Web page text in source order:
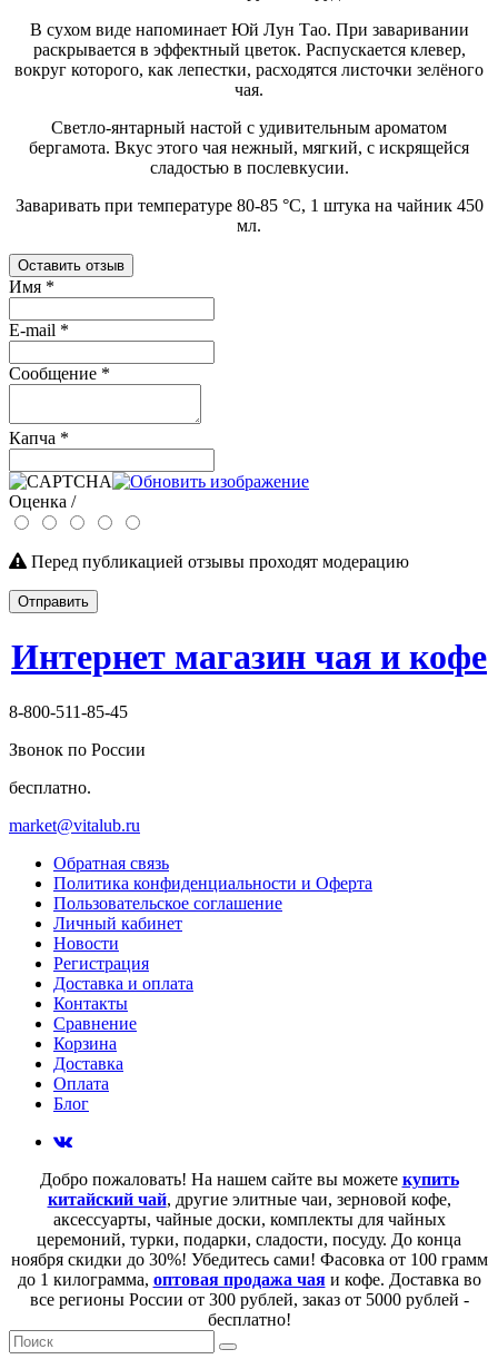
В сухом виде напоминает Юй Лун Тао. При заваривании
раскрывается в эффектный цветок. Распускается клевер,
вокруг которого, как лепестки, расходятся листочки зелёного
чая.
Светло-янтарный настой с удивительным ароматом
бергамота. Вкус этого чая нежный, мягкий, с искрящейся
сладостью в послевкусии.
Заваривать при температуре 80-85 °C, 1 штука на чайник 450
мл.
Оставить отзыв
Имя *
E-mail *
Сообщение *
Капча *
Оценка /
Перед публикацией отзывы проходят модерацию
Отправить
Интернет магазин чая и кофе
8-800-511-85-45
Звонок по России
бесплатно.
market@vitalub.ru
Обратная связь
Политика конфиденциальности и Оферта
Пользовательское соглашение
Личный кабинет
Новости
Регистрация
Доставка и оплата
Контакты
Сравнение
Корзина
Доставка
Оплата
Блог
Добро пожаловать! На нашем сайте вы можете купить
китайский чай, другие элитные чаи, зерновой кофе,
аксессуарты, чайные доски, комплекты для чайных
церемоний, турки, подарки, сладости, посуду. До конца
ноября скидки до 30%! Убедитесь сами! Фасовка от 100 грамм
до 1 килограмма, оптовая продажа чаяи кофе. Доставка во
все регионы России от 300 рублей, заказ от 5000 рублей -
бесплатно!